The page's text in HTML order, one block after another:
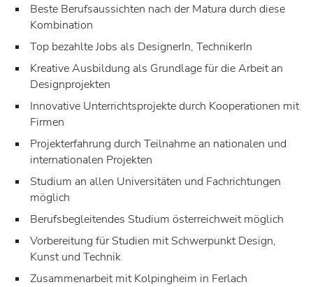
Beste Berufsaussichten nach der Matura durch diese
Kombination
Top bezahlte Jobs als DesignerIn, TechnikerIn
Kreative Ausbildung als Grundlage für die Arbeit an
Designprojekten
Innovative Unterrichtsprojekte durch Kooperationen mit
Firmen
Projekterfahrung durch Teilnahme an nationalen und
internationalen Projekten
Studium an allen Universitäten und Fachrichtungen
möglich
Berufsbegleitendes Studium österreichweit möglich
Vorbereitung für Studien mit Schwerpunkt Design,
Kunst und Technik
Zusammenarbeit mit Kolpingheim in Ferlach